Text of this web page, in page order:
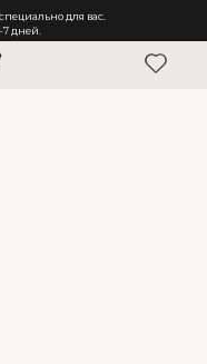
для вас.
дней.